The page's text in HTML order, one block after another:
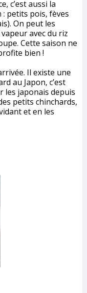
c’est aussi la
petits pois, fèves
On peut les
avec du riz
Cette saison ne
bien !
Il existe une
au Japon, c’est
les japonais depuis
petits chinchards,
et en les